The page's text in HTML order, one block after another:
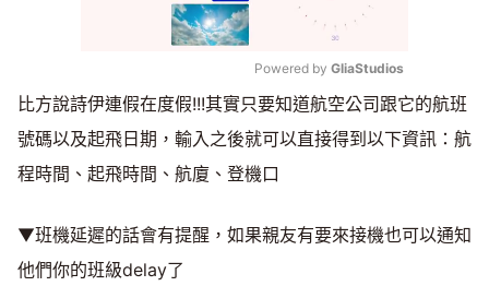
Mute
Powered by GliaStudios
比方說詩伊連假在度假!!!其實只要知道航空公司跟它的航班
號碼以及起飛日期，輸入之後就可以直接得到以下資訊：航
程時間、起飛時間、航廈、登機口
▼班機延遲的話會有提醒，如果親友有要來接機也可以通知
他們你的班級delay了